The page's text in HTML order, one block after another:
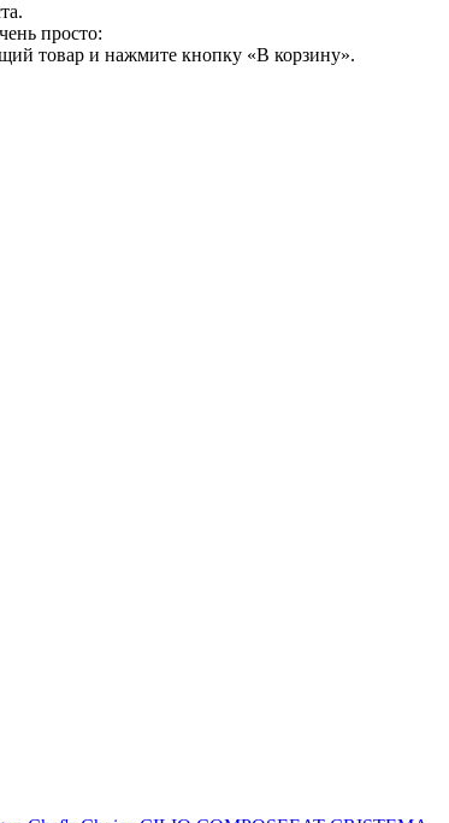
просто:
товар и нажмите кнопку «В корзину».